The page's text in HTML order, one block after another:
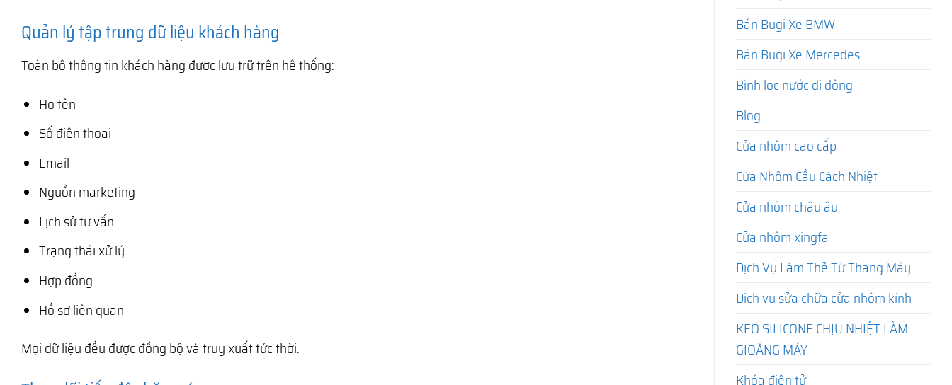
Quản lý tập trung dữ liệu khách hàng
Toàn bộ thông tin khách hàng được lưu trữ trên hệ thống:
Họ tên
Số điện thoại
Email
Nguồn marketing
Lịch sử tư vấn
Trạng thái xử lý
Hợp đồng
Hồ sơ liên quan
Mọi dữ liệu đều được đồng bộ và truy xuất tức thời.
Bán Bugi Xe BMW
Bán Bugi Xe Mercedes
Bình lọc nước di động
Blog
Cửa nhôm cao cấp
Cửa Nhôm Cầu Cách Nhiệt
Cửa nhôm châu âu
Cửa nhôm xingfa
Dịch Vụ Làm Thẻ Từ Thang Máy
Dịch vụ sửa chữa cửa nhôm kính
KEO SILICONE CHỊU NHIỆT LÀM
GIOĂNG MÁY
Khóa điện tử